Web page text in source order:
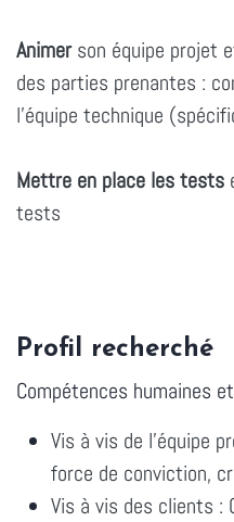
Animerson équipe projet
des parties prenantes :
l'équipe technique
Mettre en place les tests
tests
Profil recherché
Compétences humaines
Vis à vis de l'équipe
force de conviction,
Vis à vis des clients :